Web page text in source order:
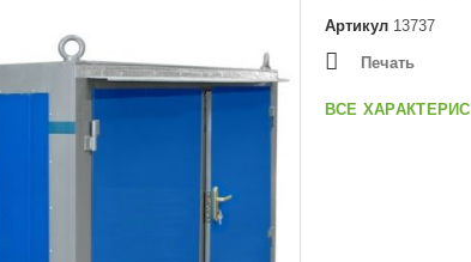
Артикул 13737
Печать
ВСЕ